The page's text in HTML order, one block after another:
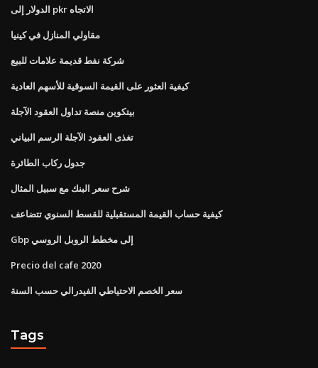
الدولار إلى pkr الاتجاه
مقاولي المنازل في كينيا
شركة نفط قديمة علامات للبيع
كيفية العثور على القيمة السوقية للأسهم العادية
بيتكوين منصة تداول العقود الآجلة
تغذى العقود الآجلة الرسم البياني
جدول ركاب الطائرة
شرح سعر البنك مع سبيل المثال
كيفية حساب القيمة المستقبلية للقسط السنوي تتضاعف
Gbp إلى مخطط الروبل الروسي
Precio del cafe 2020
سعر الخصم الاحتياطي الفيدرالي حسب السنة
Tags